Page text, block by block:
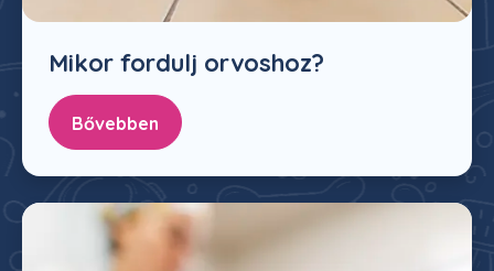
Mikor fordulj orvoshoz?
Bővebben